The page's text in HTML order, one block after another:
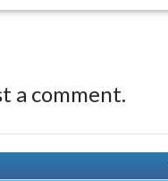
a comment.